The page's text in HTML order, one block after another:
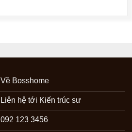
Về Bosshome
Liên hệ tới Kiến trúc sư
092 123 3456